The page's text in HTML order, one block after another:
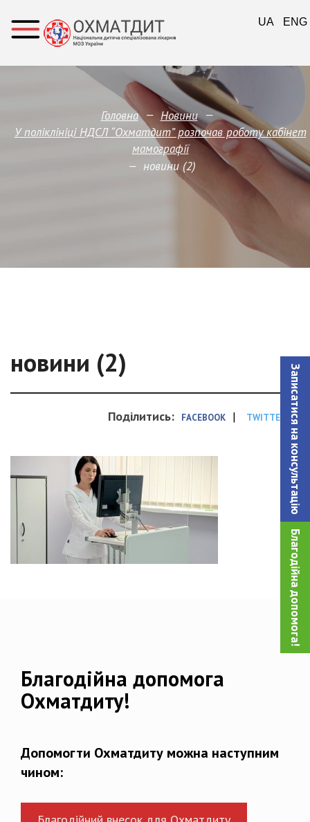
Записатися на консультацiю
Благодійна допомога!
Головна — Новини —
У поліклініці НДСЛ “Охматдит” розпочав роботу кабінет
мамографії
— новини (2)
новини (2)
Поділитись: FACEBOOK | TWITTER
Благодійна допомога
Охматдиту!
Допомогти Охматдиту можна наступним
чином:
UA ENG